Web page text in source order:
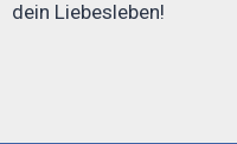
dein Liebesleben!